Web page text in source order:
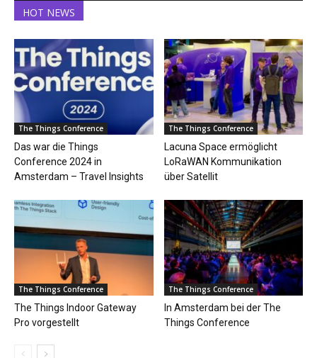
HOT NEWS
The Things Conference
Das war die Things
Conference 2024 in
Amsterdam – Travel Insights
The Things Conference
Lacuna Space ermöglicht
LoRaWAN Kommunikation
über Satellit
The Things Conference
The Things Indoor Gateway
Pro vorgestellt
The Things Conference
In Amsterdam bei der The
Things Conference